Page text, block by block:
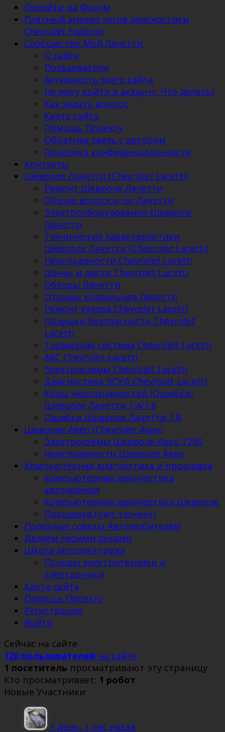
Перейти на Форум
Платный анализ логов диагностики
Chevrolet Explorer
Сообщество Мой Лачетти
О сайте
Пользователи
Активность всего сайта
Не могу войти в аккаунт. Что делать?
Как задать вопрос
Карта сайта
Помощь Проекту
Обратная связь с автором
Политика конфиденциальности
Контакты
Шевроле Лачетти (Chevrolet Lacetti)
Ремонт Шевроле Лачетти
Общие вопросы по Лачетти
Электрооборудование Шевроле
Лачетти
Технические характеристики
Шевроле Лачетти (Chevrolet Lacetti)
Неисправности Chevrolet Lacetti
Шины и диски Chevrolet Lacetti
Обзоры Лачетти
Отзывы владельцев Лачетти
Ремонт кузова Chevrolet Lacetti
Подушки безопасности Chevrolet
Lacetti
Тормозная система Chevrolet Lacetti
АБС Chevrolet Lacetti
Электросхемы Chevrolet Lacetti
Диагностика ЭСУД Chevrolet Lacetti
Коды неисправностей (Ошибки)
Шевроле Лачетти 1.4/1.6
Ошибки Шевроле Лачетти 1.8
Шевроле Авео (Chevrolet Aveo)
Электросхемы Шевроле Авео Т250
Неисправности Шевроле Авео
Компьютерная диагностика и прошивка
Компьютерная диагностика
автомобиля
Компьютерная диагностика Шевроле
Прошивка (чип-тюнинг)
Полезные советы Автолюбителям
Делаем своими руками
Школа автоэлектрика
Основы электротехники и
электроники
Карта сайта
Помощь Проекту
Регистрация
Войти
Сейчас на сайте
126 пользователей на сайте
1 посетитель просматривают эту страницу.
Кто просматривает: 1 робот
Новые Участники
1 день, 1 час назад